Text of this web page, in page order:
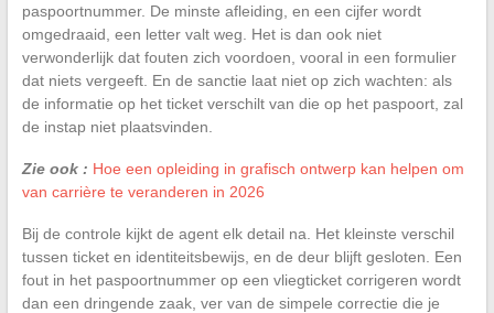
paspoortnummer. De minste afleiding, en een cijfer wordt
omgedraaid, een letter valt weg. Het is dan ook niet
verwonderlijk dat fouten zich voordoen, vooral in een formulier
dat niets vergeeft. En de sanctie laat niet op zich wachten: als
de informatie op het ticket verschilt van die op het paspoort, zal
de instap niet plaatsvinden.
Zie ook : Hoe een opleiding in grafisch ontwerp kan helpen om
van carrière te veranderen in 2026
Bij de controle kijkt de agent elk detail na. Het kleinste verschil
tussen ticket en identiteitsbewijs, en de deur blijft gesloten. Een
fout in het paspoortnummer op een vliegticket corrigeren wordt
dan een dringende zaak, ver van de simpele correctie die je